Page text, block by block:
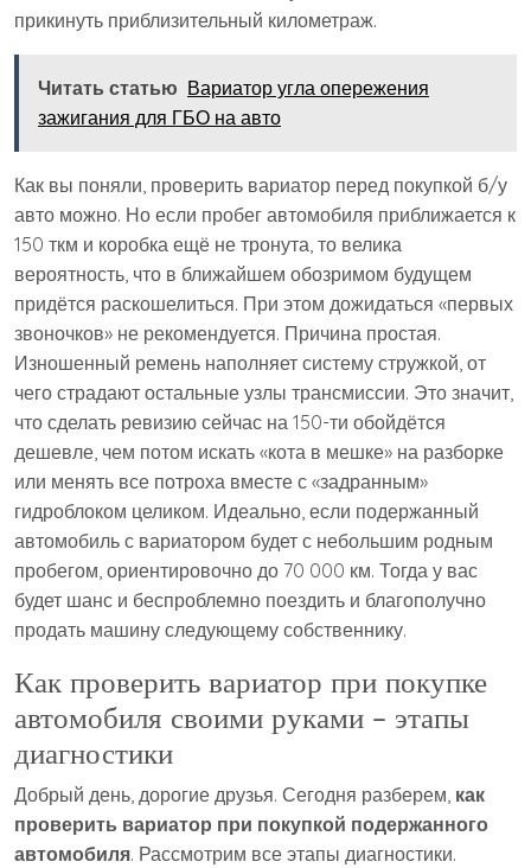
прикинуть приблизительный километраж.
Читать статью Вариатор угла опережения
зажигания для ГБО на авто
Как вы поняли, проверить вариатор перед покупкой б/у
авто можно. Но если пробег автомобиля приближается к
150 ткм и коробка ещё не тронута, то велика
вероятность, что в ближайшем обозримом будущем
придётся раскошелиться. При этом дожидаться «первых
звоночков» не рекомендуется. Причина простая.
Изношенный ремень наполняет систему стружкой, от
чего страдают остальные узлы трансмиссии. Это значит,
что сделать ревизию сейчас на 150-ти обойдётся
дешевле, чем потом искать «кота в мешке» на разборке
или менять все потроха вместе с «задранным»
гидроблоком целиком. Идеально, если подержанный
автомобиль с вариатором будет с небольшим родным
пробегом, ориентировочно до 70 000 км. Тогда у вас
будет шанс и беспроблемно поездить и благополучно
продать машину следующему собственнику.
Как проверить вариатор при покупке
автомобиля своими руками – этапы
диагностики
Добрый день, дорогие друзья. Сегодня разберем, как
проверить вариатор при покупкой подержанного
автомобиля. Рассмотрим все этапы диагностики.